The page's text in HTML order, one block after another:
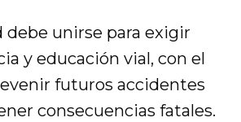
debe unirse para exigir
y educación vial, con el
futuros accidentes
consecuencias fatales.